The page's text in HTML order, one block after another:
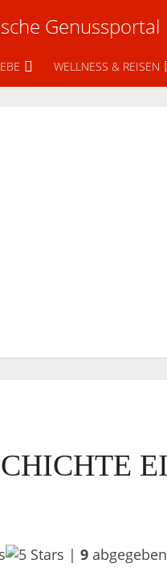
WELLNESS & REISEN
| 9